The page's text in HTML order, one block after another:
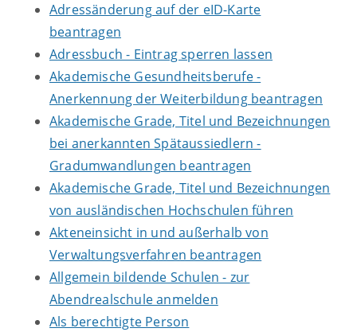
Adressänderung auf der eID-Karte
beantragen
Adressbuch - Eintrag sperren lassen
Akademische Gesundheitsberufe -
Anerkennung der Weiterbildung beantragen
Akademische Grade, Titel und Bezeichnungen
bei anerkannten Spätaussiedlern -
Gradumwandlungen beantragen
Akademische Grade, Titel und Bezeichnungen
von ausländischen Hochschulen führen
Akteneinsicht in und außerhalb von
Verwaltungsverfahren beantragen
Allgemein bildende Schulen - zur
Abendrealschule anmelden
Als berechtigte Person